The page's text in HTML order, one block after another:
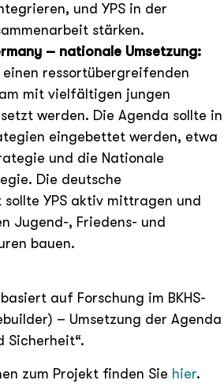
und YPS in der
stärken.
– nationale Umsetzung:
einen ressortübergreifenden
mit vielfältigen jungen
werden. Die Agenda sollte in
eingebettet werden, etwa
und die Nationale
Die deutsche
YPS aktiv mittragen und
Jugend-, Friedens- und
bauen.
auf Forschung im BKHS-
– Umsetzung der Agenda
Sicherheit“.
zum Projekt finden Sie hier.